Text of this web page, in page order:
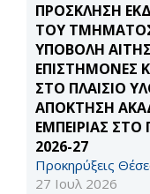
ΠΡΟΣΚΛΗΣΗ
ΤΟΥ ΤΜΗΜΑΤΟΣ
ΥΠΟΒΟΛΗ
ΕΠΙΣΤΗΜΟΝΕΣ
ΣΤΟ ΠΛΑΙΣΙΟ
ΑΠΟΚΤΗΣΗ
ΕΜΠΕΙΡΙΑΣ
2026-27
Προκηρύξεις
27 Ιουλ 2026